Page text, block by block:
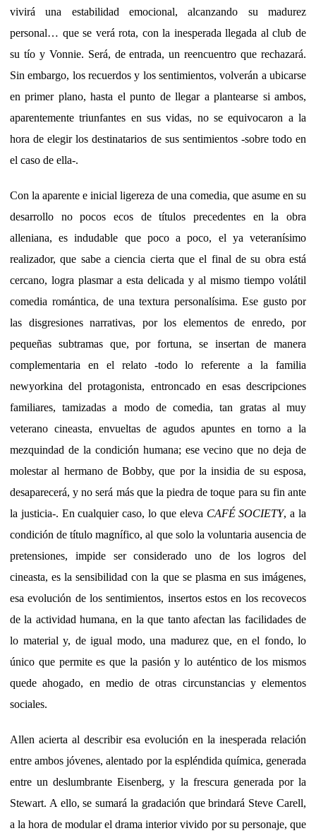
vivirá una estabilidad emocional, alcanzando su madurez
personal… que se verá rota, con la inesperada llegada al club de
su tío y Vonnie. Será, de entrada, un reencuentro que rechazará.
Sin embargo, los recuerdos y los sentimientos, volverán a ubicarse
en primer plano, hasta el punto de llegar a plantearse si ambos,
aparentemente triunfantes en sus vidas, no se equivocaron a la
hora de elegir los destinatarios de sus sentimientos -sobre todo en
el caso de ella-.
Con la aparente e inicial ligereza de una comedia, que asume en su
desarrollo no pocos ecos de títulos precedentes en la obra
alleniana, es indudable que poco a poco, el ya veteranísimo
realizador, que sabe a ciencia cierta que el final de su obra está
cercano, logra plasmar a esta delicada y al mismo tiempo volátil
comedia romántica, de una textura personalísima. Ese gusto por
las disgresiones narrativas, por los elementos de enredo, por
pequeñas subtramas que, por fortuna, se insertan de manera
complementaria en el relato -todo lo referente a la familia
newyorkina del protagonista, entroncado en esas descripciones
familiares, tamizadas a modo de comedia, tan gratas al muy
veterano cineasta, envueltas de agudos apuntes en torno a la
mezquindad de la condición humana; ese vecino que no deja de
molestar al hermano de Bobby, que por la insidia de su esposa,
desaparecerá, y no será más que la piedra de toque para su fin ante
la justicia-. En cualquier caso, lo que eleva CAFÉ SOCIETY, a la
condición de título magnífico, al que solo la voluntaria ausencia de
pretensiones, impide ser considerado uno de los logros del
cineasta, es la sensibilidad con la que se plasma en sus imágenes,
esa evolución de los sentimientos, insertos estos en los recovecos
de la actividad humana, en la que tanto afectan las facilidades de
lo material y, de igual modo, una madurez que, en el fondo, lo
único que permite es que la pasión y lo auténtico de los mismos
quede ahogado, en medio de otras circunstancias y elementos
sociales.
Allen acierta al describir esa evolución en la inesperada relación
entre ambos jóvenes, alentado por la espléndida química, generada
entre un deslumbrante Eisenberg, y la frescura generada por la
Stewart. A ello, se sumará la gradación que brindará Steve Carell,
a la hora de modular el drama interior vivido por su personaje, que